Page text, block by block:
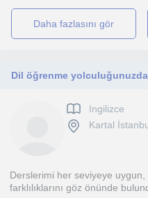
daha fazlasını gör
Ingilizce
Kartal
Derslerimi her seviyeye
farklılıklarını göz önünde